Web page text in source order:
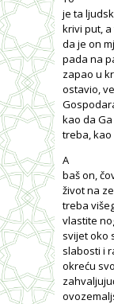
je ta
krivi put,
da je on
pada na
zapao u
ostavio,
kao da
treba, kao
A
baš on,
život na
treba
vlastite
svijet oko
slabosti i
okreću